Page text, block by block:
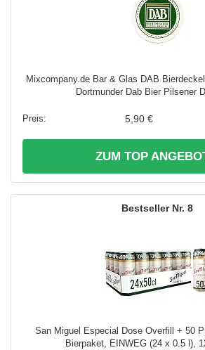
Mixcompany.de Bar & Glas DAB
Dortmunder Dab Bier Pilsener
5,90 €
ZUM TOP
8
San Miguel Especial Dose Overfill + 50
Bierpaket, EINWEG (24 x 0.5 l),